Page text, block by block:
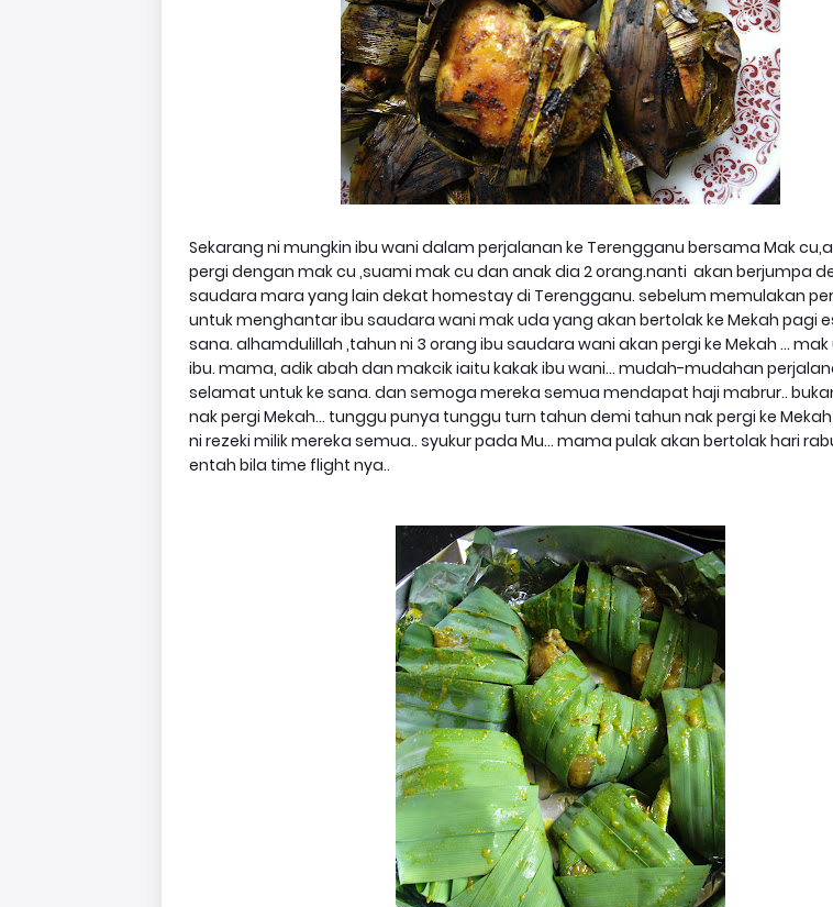
Sekarang ni mungkin ibu wani dalam perjalanan ke Terengganu bersama Mak
pergi dengan mak cu ,suami mak cu dan anak dia 2 orang.nanti akan berjumpa
saudara mara yang lain dekat homestay di Terengganu. sebelum memulakan
untuk menghantar ibu saudara wani mak uda yang akan bertolak ke Mekah pagi
sana. alhamdulillah ,tahun ni 3 orang ibu saudara wani akan pergi ke Mekah ...
ibu. mama, adik abah dan makcik iaitu kakak ibu wani... mudah-mudahan
selamat untuk ke sana. dan semoga mereka semua mendapat haji mabrur..
nak pergi Mekah... tunggu punya tunggu turn tahun demi tahun nak pergi ke
ni rezeki milik mereka semua.. syukur pada Mu... mama pulak akan bertolak hari
entah bila time flight nya..